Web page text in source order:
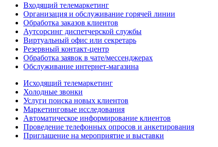
Входящий телемаркетинг
Организация и обслуживание горячей линии
Обработка заказов клиентов
Аутсорсинг диспетчерской службы
Виртуальный офис или секретарь
Резервный контакт-центр
Обработка заявок в чате/мессенджерах
Обслуживание интернет-магазина
Исходящий телемаркетинг
Холодные звонки
Услуги поиска новых клиентов
Маркетинговые исследования
Автоматическое информирование клиентов
Проведение телефонных опросов и анкетирования
Приглашение на мероприятие и выставки